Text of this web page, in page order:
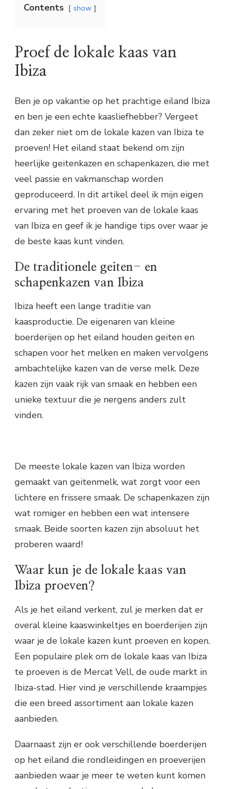
Contents show
Proef de lokale kaas van
Ibiza
Ben je op vakantie op het prachtige eiland Ibiza
en ben je een echte kaasliefhebber? Vergeet
dan zeker niet om de lokale kazen van Ibiza te
proeven! Het eiland staat bekend om zijn
heerlijke geitenkazen en schapenkazen, die met
veel passie en vakmanschap worden
geproduceerd. In dit artikel deel ik mijn eigen
ervaring met het proeven van de lokale kaas
van Ibiza en geef ik je handige tips over waar je
de beste kaas kunt vinden.
De traditionele geiten- en
schapenkazen van Ibiza
Ibiza heeft een lange traditie van
kaasproductie. De eigenaren van kleine
boerderijen op het eiland houden geiten en
schapen voor het melken en maken vervolgens
ambachtelijke kazen van de verse melk. Deze
kazen zijn vaak rijk van smaak en hebben een
unieke textuur die je nergens anders zult
vinden.
De meeste lokale kazen van Ibiza worden
gemaakt van geitenmelk, wat zorgt voor een
lichtere en frissere smaak. De schapenkazen zijn
wat romiger en hebben een wat intensere
smaak. Beide soorten kazen zijn absoluut het
proberen waard!
Waar kun je de lokale kaas van
Ibiza proeven?
Als je het eiland verkent, zul je merken dat er
overal kleine kaaswinkeltjes en boerderijen zijn
waar je de lokale kazen kunt proeven en kopen.
Een populaire plek om de lokale kaas van Ibiza
te proeven is de Mercat Vell, de oude markt in
Ibiza-stad. Hier vind je verschillende kraampjes
die een breed assortiment aan lokale kazen
aanbieden.
Daarnaast zijn er ook verschillende boerderijen
op het eiland die rondleidingen en proeverijen
aanbieden waar je meer te weten kunt komen